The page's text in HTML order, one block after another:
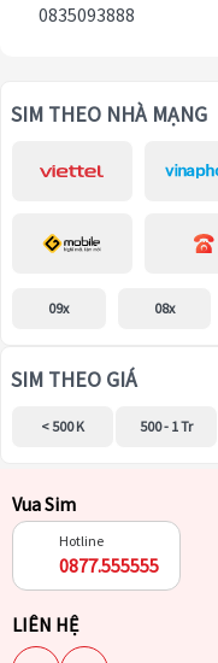
0835093888
SIM THEO NHÀ MẠNG
09x 08x
SIM THEO GIÁ
< 500 K 500 - 1 Tr
Vua Sim
Hotline
0877.555555
LIÊN HỆ